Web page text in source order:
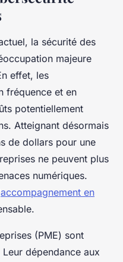
la sécurité des
majeure
effet, les
fréquence et en
potentiellement
Atteignant désormais
de dollars pour une
ne peuvent plus
numériques.
accompagnement en
(PME) sont
dépendance aux